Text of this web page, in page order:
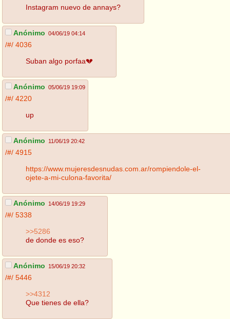
Instagram nuevo de annays?
Anónimo 04/06/19 04:14
/#/ 4036
Suban algo porfaa💔
Anónimo 05/06/19 19:09
/#/ 4220
up
Anónimo 11/06/19 20:42
/#/ 4915
https://www.mujeresdesnudas.com.ar/rompiendole-el-
ojete-a-mi-culona-favorita/
Anónimo 14/06/19 19:29
/#/ 5338
>>5286
de donde es eso?
Anónimo 15/06/19 20:32
/#/ 5446
>>4312
Que tienes de ella?